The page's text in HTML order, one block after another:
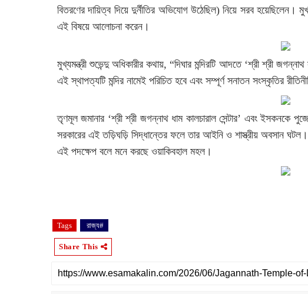
বিতরণের দায়িত্ব দিয়ে দুর্নীতির অভিযোগ উঠেছিল) নিয়ে সরব হয়েছিলেন।
এই বিষয়ে আলোচনা করেন।
মুখ্যমন্ত্রী শুভেন্দু অধিকারীর কথায়, “দিঘার মন্দিরটি আদতে ‘শ্রী শ্রী
এই স্থাপত্যটি মন্দির নামেই পরিচিত হবে এবং সম্পূর্ণ সনাতন সংস্কৃতির
তৃণমূল জমানার ‘শ্রী শ্রী জগন্নাথ ধাম কালচারাল সেন্টার’ এবং ইসকনকে
সরকারের এই তড়িঘড়ি সিদ্ধান্তের ফলে তার আইনি ও শাস্ত্রীয় অবসান
এই পদক্ষেপ বলে মনে করছে ওয়াকিবহাল মহল।‌
Tags ‌ রাজ্য#
Share This